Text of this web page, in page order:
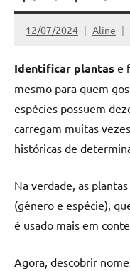
12/07/2024 Aline
Identificar plantas e
mesmo para quem
espécies possuem
carregam muitas
históricas de
Na verdade, as
(gênero e espécie),
é usado mais em
Agora, descobrir